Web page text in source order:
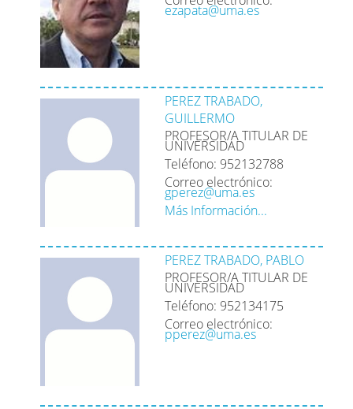
ezapata@uma.es
PEREZ TRABADO,
GUILLERMO
PROFESOR/A TITULAR DE
UNIVERSIDAD
Teléfono: 952132788
Correo electrónico:
gperez@uma.es
Más Información...
PEREZ TRABADO, PABLO
PROFESOR/A TITULAR DE
UNIVERSIDAD
Teléfono: 952134175
Correo electrónico:
pperez@uma.es